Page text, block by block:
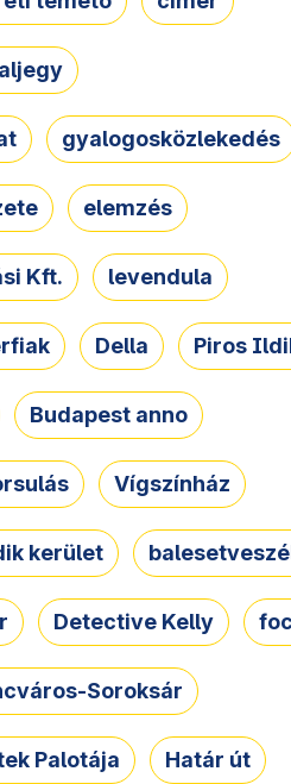
gyalogosközlekedés
elemzés
Kft. levendula
Della Piros
Budapest anno
Vígszínház
kerület
Detective Kelly
Soroksár
Palotája Határ út